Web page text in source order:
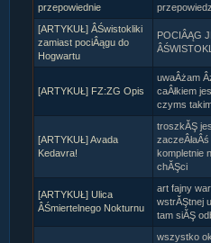
Napisanych artykułów:1,087
Tematów na forum:3,921
Postów na forum:319,637
Rozdanych pochwał: 3,327
Wlepionych ostrzeżeń:4,170
przepowiednie
[ARTYKUŁ] ÂŚwistokliki
zamiast pociÂągu do
Hogwartu
POCIÂĄG
[ARTYKUŁ] FZ:ZG Opis
uwaÂżam
caÂłkiem
czyms
[ARTYKUŁ] Avada
Kedavra!
troszkĂŞ
kompletnie
chĂŞci
[ARTYKUŁ] Ulica
ÂŚmiertelnego Nokturnu
art fajny
wstrĂŞtnej
tam siĂŞ
wszystko